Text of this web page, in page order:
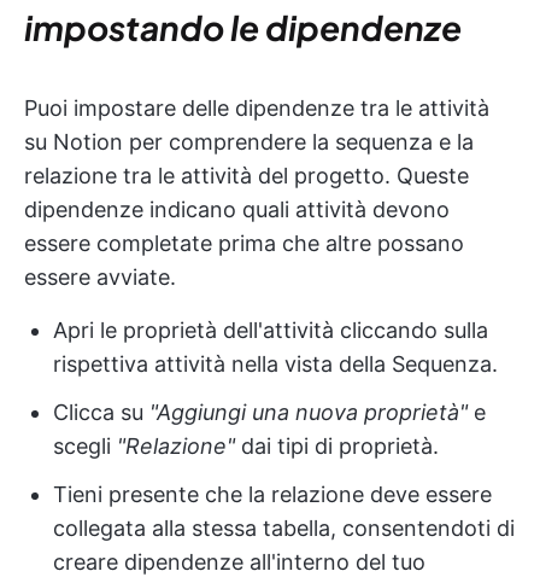
impostando le dipendenze
Puoi impostare delle dipendenze tra le attività
su Notion per comprendere la sequenza e la
relazione tra le attività del progetto. Queste
dipendenze indicano quali attività devono
essere completate prima che altre possano
essere avviate.
Apri le proprietà dell'attività cliccando sulla
rispettiva attività nella vista della Sequenza.
Clicca su "Aggiungi una nuova proprietà" e
scegli "Relazione"dai tipi di proprietà.
Tieni presente che la relazione deve essere
collegata alla stessa tabella, consentendoti di
creare dipendenze all'interno del tuo